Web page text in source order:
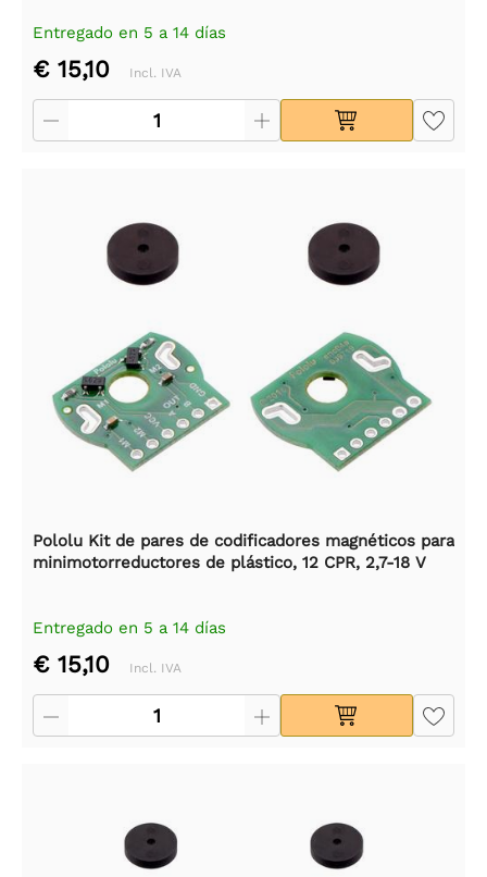
Entregado en 5 a 14 días
€ 15,10 Incl. IVA
Pololu Kit de pares de codificadores magnéticos para
minimotorreductores de plástico, 12 CPR, 2,7-18 V
Entregado en 5 a 14 días
€ 15,10 Incl. IVA